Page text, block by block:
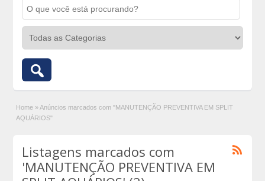
Home » Anúncios marcados com "MANUTENÇÃO PREVENTIVA EM SPLIT
AQUÁRIOS"
Listagens marcados com
'MANUTENÇÃO PREVENTIVA EM